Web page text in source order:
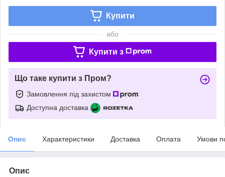
Купити
або
Купити з
Що таке купити з Пром?
Замовлення під захистом
Доступна доставка
Опис Характеристики Доставка Оплата Умови
Опис